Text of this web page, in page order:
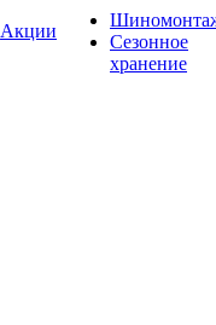
Акции
Сезонное
хранение